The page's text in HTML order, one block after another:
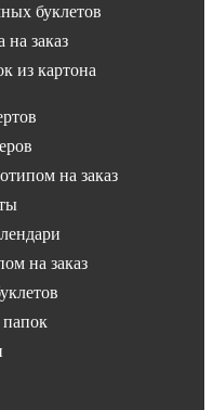
буклетов
на заказ
из картона
на заказ
на заказ